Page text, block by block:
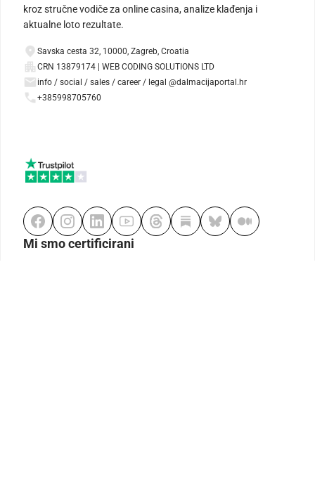
kroz stručne vodiče za online casina, analize klađenja i
aktualne loto rezultate.
Savska cesta 32, 10000, Zagreb, Croatia
CRN 13879174 | WEB CODING SOLUTIONS LTD
info / social / sales / career / legal @dalmacijaportal.hr
+385998705760
Mi smo certificirani